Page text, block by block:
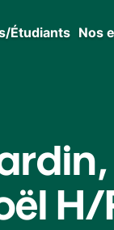
Étudiants Nos
H/